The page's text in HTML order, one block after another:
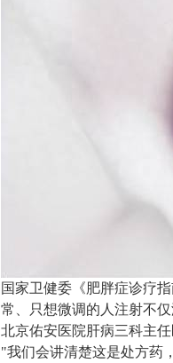
国家卫健委《肥胖症诊疗
常、只想微调的人注射不
北京佑安医院肝病三科主
"我们会讲清楚这是处方药